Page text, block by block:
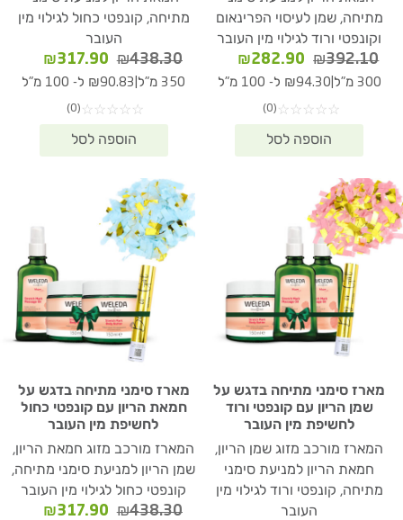
מתיחה, שמן לעיסוי הפרינאום
וקונפטי ורוד לגילוי מין העובר
₪392.10
המחיר
המקורי
₪392.10.
₪282.90
המחיר
הנוכחי
300 מ"ל ₪94.30 ל- 100 מ"ל
☆
☆
☆
☆
☆
(0)
מתיחה, קונפטי כחול לגילוי מין
העובר
₪438.30
המחיר
המקורי
₪438.30.
₪317.90
הנוכחי
350 מ"ל ₪90.83 ל- 100 מ"ל
☆
☆
☆
☆
☆
(0)
מארז סימני מתיחה בדגש על
שמן הריון עם קונפטי ורוד
לחשיפת מין העובר
המארז מורכב מזוג שמן הריון,
חמאת הריון למניעת סימני
מתיחה, קונפטי ורוד לגילוי מין
העובר
מארז סימני מתיחה בדגש על
חמאת הריון עם קונפטי כחול
לחשיפת מין העובר
המארז מורכב מזוג חמאת הריון,
שמן הריון למניעת סימני מתיחה,
קונפטי כחול לגילוי מין העובר
₪438.30
המחיר
₪317.90